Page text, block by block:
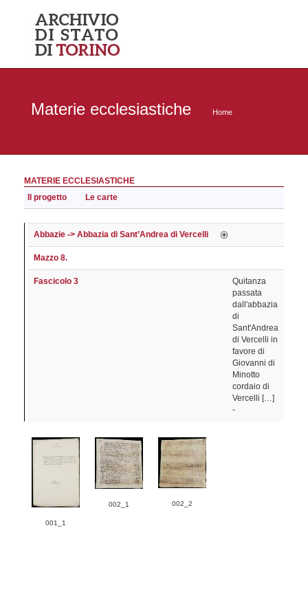
Materie ecclesiastiche Home
MATERIE ECCLESIASTICHE
Il progetto
Le carte
Abbazie -> Abbazia di Sant’Andrea di Vercelli
Mazzo 8.
Fascicolo 3
Quitanza
passata
dall'abbazia
di
Sant'Andrea
di Vercelli in
favore di
Giovanni di
Minotto
cordaio di
Vercelli […]
-
001_1
002_1 002_2